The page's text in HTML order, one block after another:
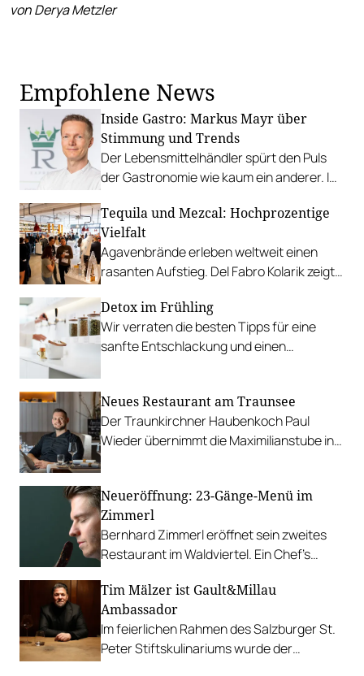
von Derya Metzler
Empfohlene News
Inside Gastro: Markus Mayr über
Stimmung und Trends
Der Lebensmittelhändler spürt den Puls
der Gastronomie wie kaum ein anderer. Im
von seinen Einblicken.
Tequila und Mezcal: Hochprozentige
Vielfalt
Agavenbrände erleben weltweit einen
rasanten Aufstieg. Del Fabro Kolarik zeigt
Spirituosen Tequila und Mezcal auf.
Detox im Frühling
Wir verraten die besten Tipps für eine
sanfte Entschlackung und einen
Neues Restaurant am Traunsee
Der Traunkirchner Haubenkoch Paul
Wieder übernimmt die Maximilianstube in
Neueröffnung: 23-Gänge-Menü im
Zimmerl
Bernhard Zimmerl eröffnet sein zweites
Restaurant im Waldviertel. Ein Chef’s
kreativ konzeptionierten Menü.
Tim Mälzer ist Gault&Millau
Ambassador
Im feierlichen Rahmen des Salzburger St.
Peter Stiftskulinariums wurde der